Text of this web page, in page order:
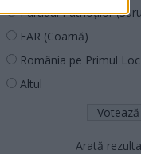
Partidul Patrioților
FAR (Coarnă)
România pe Primul
Altul
Arată